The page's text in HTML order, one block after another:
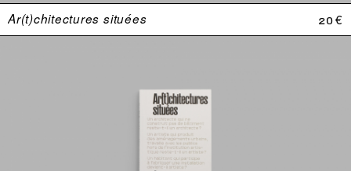
Ar(t)chitectures situées 20 €